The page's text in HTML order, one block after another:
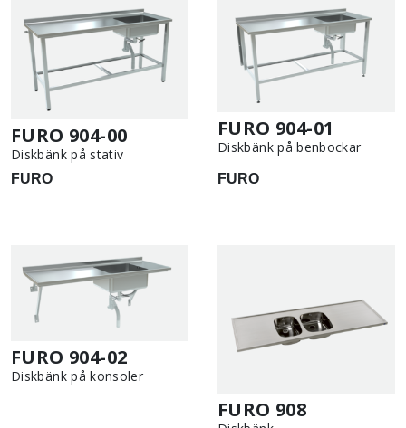
FURO 904-00
Diskbänk på stativ
FURO
FURO 904-01
Diskbänk på benbockar
FURO
FURO 904-02
Diskbänk på konsoler
FURO 908